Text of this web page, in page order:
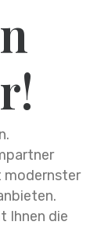
modernster
Ihnen die